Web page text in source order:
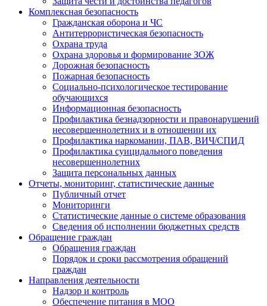
Комплексная безопасность
Гражданская оборона и ЧС
Антитеррористическая безопасность
Охрана труда
Охрана здоровья и формирование ЗОЖ
Дорожная безопасность
Пожарная безопасность
Социально-психологическое тестирование
обучающихся
Информационная безопасность
Профилактика безнадзорности и правонарушений
несовершеннолетних и в отношении их
Профилактика наркомании, ПАВ, ВИЧ/СПИД
Профилактика суицидального поведения
несовершеннолетних
Защита персональных данных
Отчеты, мониторинг, статистические данные
Публичный отчет
Мониторинги
Статистические данные о системе образования
Сведения об исполнении бюджетных средств
Обращение граждан
Обращения граждан
Порядок и сроки рассмотрения обращений
граждан
Направления деятельности
Надзор и контроль
Обеспечение питания в МОО